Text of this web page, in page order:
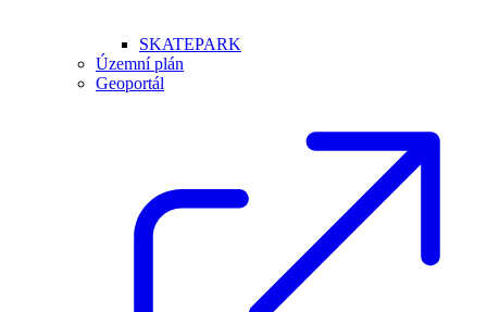
SKATEPARK
Územní plán
Geoportál